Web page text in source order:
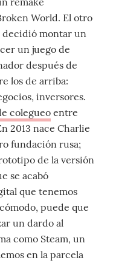
World. El otro
decidió montar un
un juego de
después de
los de arriba:
inversores.
colegueoentre
2013 nace Charlie
fundación rusa;
de la versión
se acabó
que tenemos
puede que
un dardo al
como Steam, un
en la parcela